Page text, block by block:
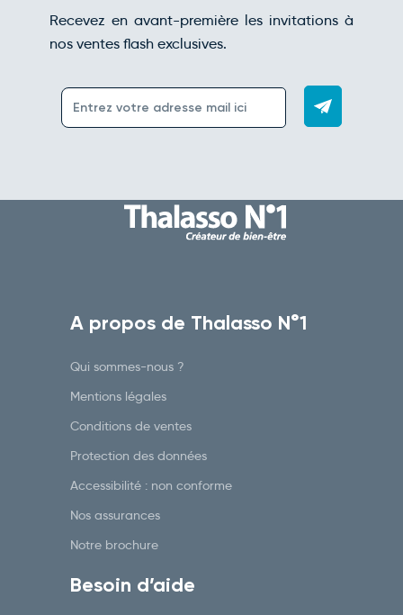
Recevez en avant-première les invitations à
nos ventes flash exclusives.
A propos de Thalasso N°1
Qui sommes-nous ?
Mentions légales
Conditions de ventes
Protection des données
Accessibilité : non conforme
Nos assurances
Notre brochure
Besoin d’aide